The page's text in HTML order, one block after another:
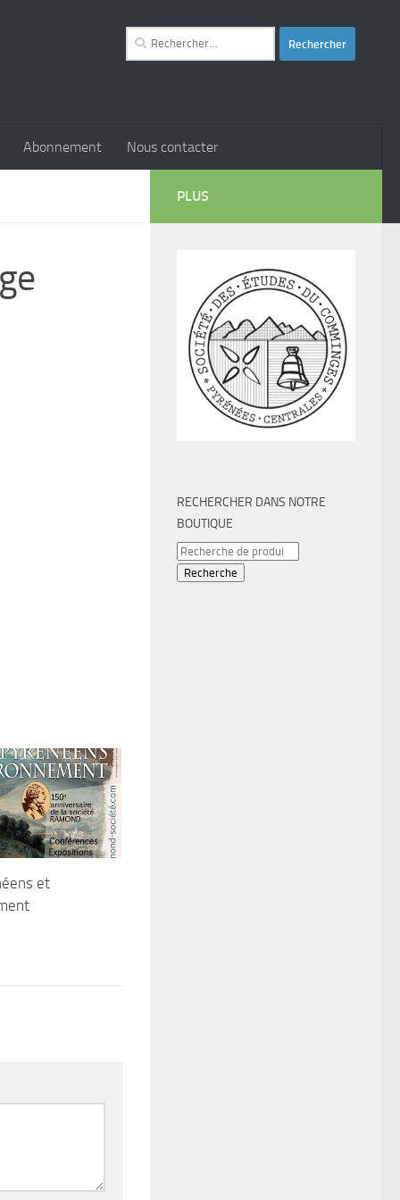
Rechercher :
Abonnement Nous contacter
et
PLUS
RECHERCHER DANS NOTRE
BOUTIQUE
Recherche
pour :
Recherche